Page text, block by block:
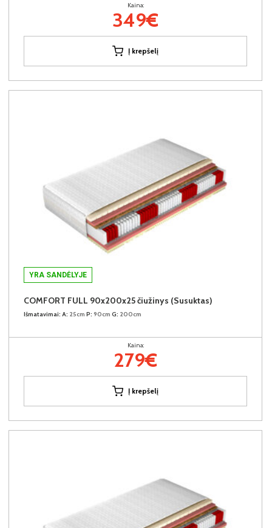
Kaina:
349€
Į krepšelį
YRA SANDĖLYJE
COMFORT FULL 90x200x25 čiužinys (Susuktas)
Išmatavimai: A: 25cm P: 90cm G: 200cm
Kaina:
279€
Į krepšelį